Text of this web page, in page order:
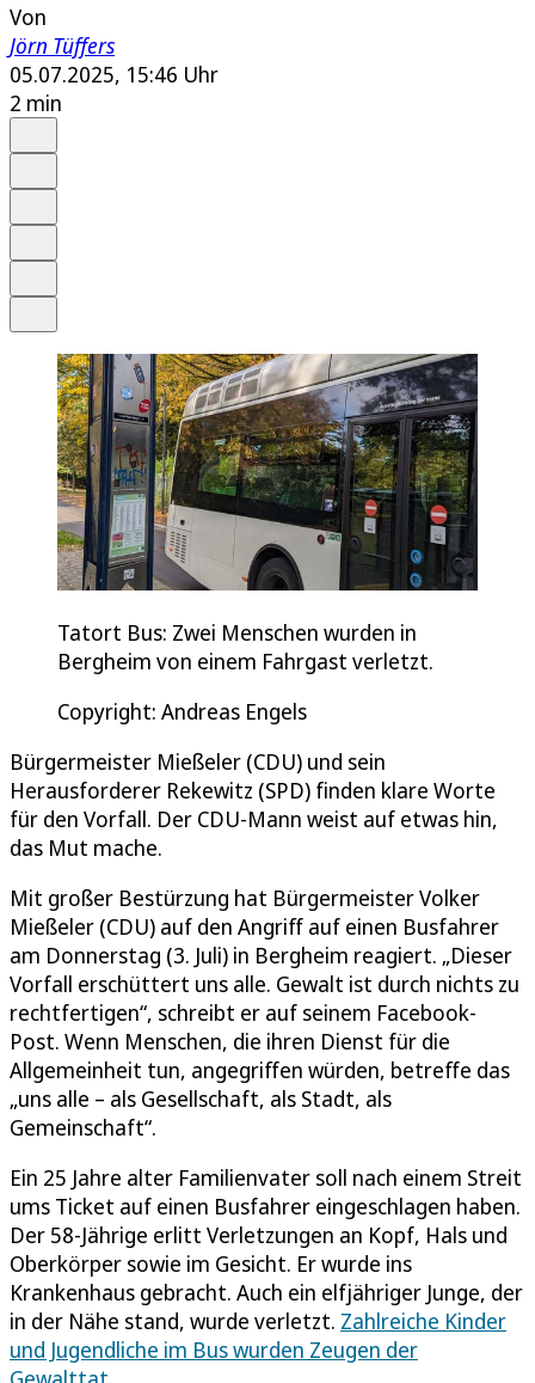
Von
Jörn Tüffers
05.07.2025, 15:46 Uhr
2 min
Tatort Bus: Zwei Menschen wurden in
Bergheim von einem Fahrgast verletzt.
Copyright: Andreas Engels
Bürgermeister Mießeler (CDU) und sein
Herausforderer Rekewitz (SPD) finden klare Worte
für den Vorfall. Der CDU-Mann weist auf etwas hin,
das Mut mache.
Mit großer Bestürzung hat Bürgermeister Volker
Mießeler (CDU) auf den Angriff auf einen Busfahrer
am Donnerstag (3. Juli) in Bergheim reagiert. „Dieser
Vorfall erschüttert uns alle. Gewalt ist durch nichts zu
rechtfertigen“, schreibt er auf seinem Facebook-
Post. Wenn Menschen, die ihren Dienst für die
Allgemeinheit tun, angegriffen würden, betreffe das
„uns alle – als Gesellschaft, als Stadt, als
Gemeinschaft“.
Ein 25 Jahre alter Familienvater soll nach einem Streit
ums Ticket auf einen Busfahrer eingeschlagen haben.
Der 58-Jährige erlitt Verletzungen an Kopf, Hals und
Oberkörper sowie im Gesicht. Er wurde ins
Krankenhaus gebracht. Auch ein elfjähriger Junge, der
in der Nähe stand, wurde verletzt. Zahlreiche Kinder
und Jugendliche im Bus wurden Zeugen der